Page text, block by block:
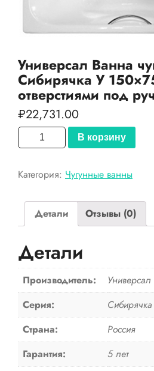
Универсал Ванна
Сибирячка У
отверстиями под
₽22,731.00
Количество
товара
Ванна
Сибирячка
отверстиями
под
ручки
В корзину
Категория: Чугунные ванны
Детали Отзывы (0)
Детали
Производитель:
Универсал
Серия:
Сибирячка
Страна:
Россия
Гарантия:
5 лет